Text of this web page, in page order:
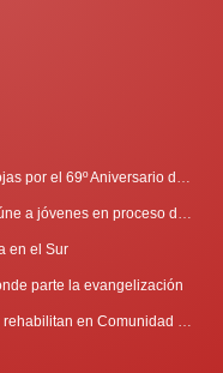
en el Sur
parte la evangelización